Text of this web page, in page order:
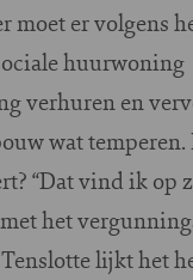
er volgens
huurwoning
verhuren en
wat temperen.
“Dat vind ik op
het
lijkt het